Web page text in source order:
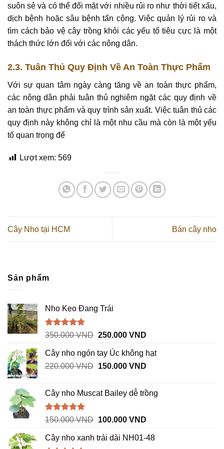
suôn sẻ và có thể đối mặt với nhiều rủi ro như thời tiết xấu,
dịch bệnh hoặc sâu bệnh tấn công. Việc quản lý rủi ro và
tìm cách bảo vệ cây trồng khỏi các yếu tố tiêu cực là một
thách thức lớn đối với các nông dân.
2.3. Tuân Thủ Quy Định Về An Toàn Thực Phẩm
Với sự quan tâm ngày càng tăng về an toàn thực phẩm,
các nông dân phải tuân thủ nghiêm ngặt các quy định về
an toàn thực phẩm và quy trình sản xuất. Việc tuân thủ các
quy định này không chỉ là một nhu cầu mà còn là một yếu
tố quan trọng để
Lượt xem: 569
Cây Nho tại HCM Bán cây nho
Sản phẩm
Nho Kẹo Đang Trái
Được xếp
5 sao
350.000VND Giá
là:
350.000 VND.
250.000 VNDGiá
tại
là:
Cây nho ngón tay Úc không hạt
220.000VND Giá
220.000 VND.
150.000 VNDGiá
là:
Cây nho Muscat Bailey dễ trồng
Được xếp
5 sao
150.000VND Giá
là:
100.000 VNDGiá
tại
Cây nho xanh trái dài NH01-48